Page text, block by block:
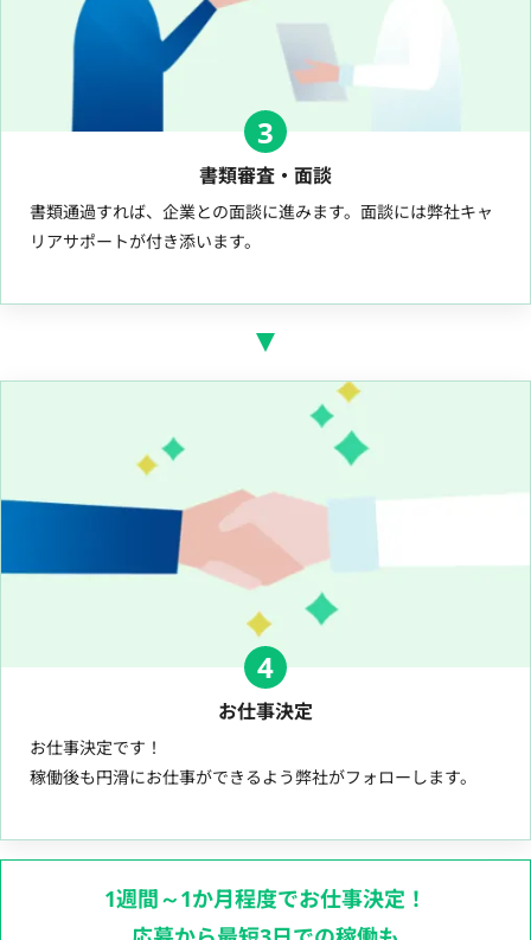
3
書類審査・面談
書類通過すれば、企業との面談に進みます。面談には弊社キャ
リアサポートが付き添います。
4
お仕事決定
お仕事決定です！
稼働後も円滑にお仕事ができるよう弊社がフォローします。
1週間～1か月程度でお仕事決定！